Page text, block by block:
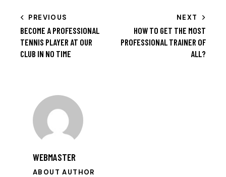
BEITRAGSNAVIGATION
PREVIOUS
BECOME A PROFESSIONAL
TENNIS PLAYER AT OUR
CLUB IN NO TIME
NEXT
HOW TO GET THE MOST
PROFESSIONAL TRAINER OF
ALL?
WEBMASTER
ABOUT AUTHOR